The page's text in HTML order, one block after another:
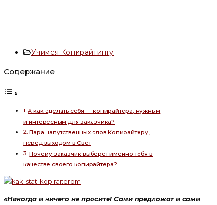
Рубрика
Учимся Копирайтингу
Содержание
А как сделать себя — копирайтера, нужным
и интересным для заказчика?
Пара напутственных слов Копирайтеру,
перед выходом в Свет
Почему заказчик выберет именно тебя в
качестве своего копирайтера?
«Никогда и ничего не просите! Сами предложат и сами